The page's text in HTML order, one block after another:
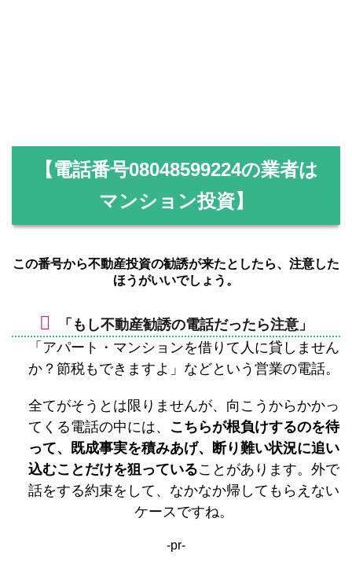
【電話番号08048599224の業者は
マンション投資】
この番号から不動産投資の勧誘が来たとしたら、注意した
ほうがいいでしょう。
「もし不動産勧誘の電話だったら注意」
「アパート・マンションを借りて人に貸しません
か？節税もできますよ」などという営業の電話。
全てがそうとは限りませんが、向こうからかかっ
てくる電話の中には、 こちらが根負けするのを待
って、既成事実を積みあげ、断り難い状況に追い
込むことだけを狙っていることがあります。外で
話をする約束をして、なかなか帰してもらえない
ケースですね。
-pr-